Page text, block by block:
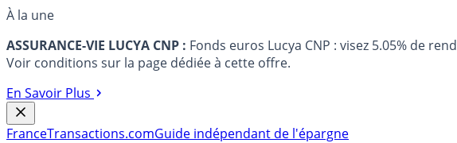
À la une
ASSURANCE-VIE LUCYA CNP : Fonds euros Lucya CNP : visez 5.05% de
Voir conditions sur la page dédiée à cette offre.
En Savoir Plus
FranceTransactions.comGuide indépendant de l'épargne